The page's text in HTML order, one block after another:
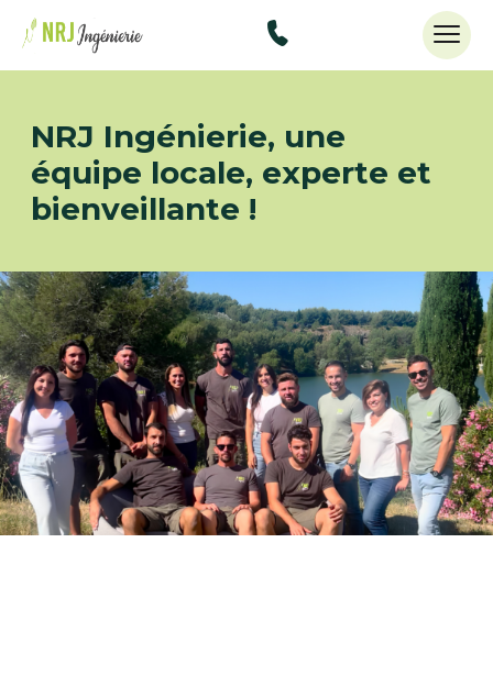
48434515
NRJ Ingénierie, une
équipe locale, experte et
bienveillante !